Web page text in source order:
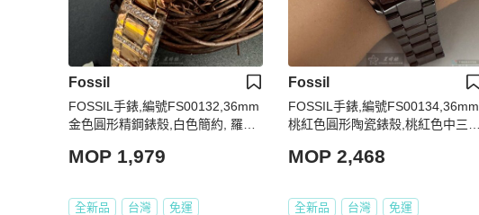
Fossil
FOSSIL手錶,編號FS00132,36mm
金色圓形精鋼錶殼,白色簡約, 羅馬
帶款
MOP 1,979
全新品 台灣 免運
Fossil
FOSSIL手錶,編號FS00134,36mm
桃紅色圓形陶瓷錶殼,桃紅色中三針
熱賣!
MOP 2,468
全新品 台灣 免運